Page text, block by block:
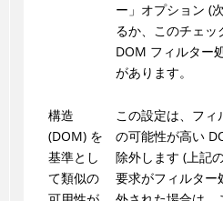
ー」オプション (
るか、このチェッ
DOM フィルター
があります。
構造
(DOM) を
基準とし
て類似の
この設定は、フィ
の可能性が高い
除外します (上記
要求がフィルター